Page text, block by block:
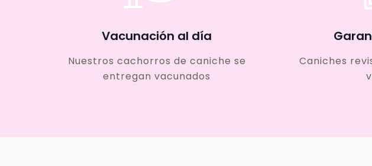
Vacunación al día
Nuestros cachorros de caniche se
entregan vacunados
Caniches